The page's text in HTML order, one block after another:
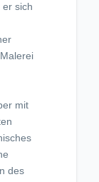
er sich
mit
des